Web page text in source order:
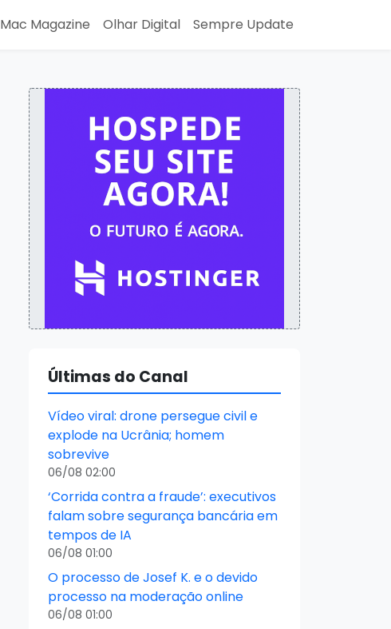
Mac Magazine Olhar Digital Sempre Update
Últimas do Canal
Vídeo viral: drone persegue civil e
explode na Ucrânia; homem
sobrevive
06/08 02:00
‘Corrida contra a fraude’: executivos
falam sobre segurança bancária em
tempos de IA
06/08 01:00
O processo de Josef K. e o devido
processo na moderação online
06/08 01:00